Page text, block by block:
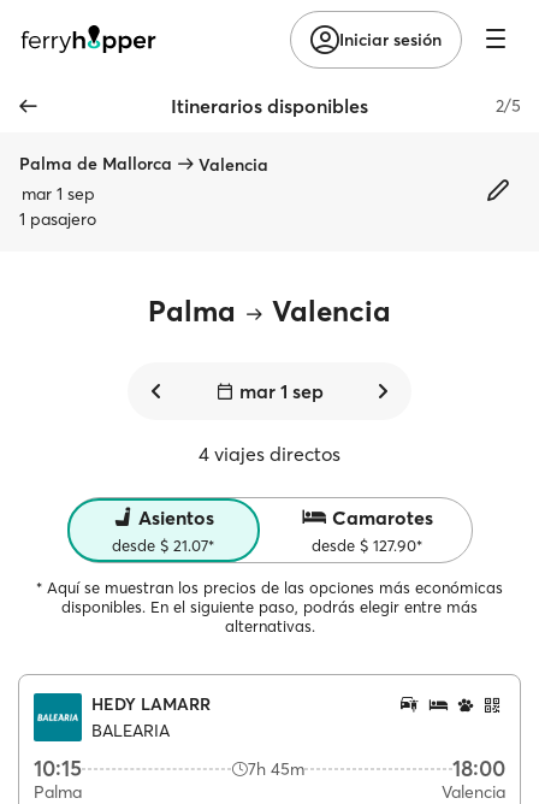
Iniciar sesión
Itinerarios disponibles 2/5
Palma de Mallorca
Valencia
mar 1 sep
1 pasajero
Palma Valencia
mar 1 sep
4 viajes directos
Asientos
desde $ 21.07*
Camarotes
desde $ 127.90*
* Aquí se muestran los precios de las opciones más económicas
disponibles. En el siguiente paso, podrás elegir entre más
alternativas.
HEDY LAMARR
BALEARIA
10:15 7h 45m 18:00
Palma Valencia